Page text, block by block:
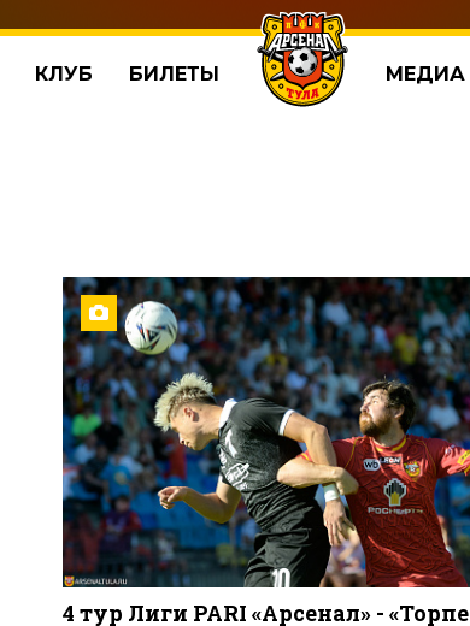
КЛУБ БИЛЕТЫ МЕДИА
4 тур Лиги PARI «Арсенал» -